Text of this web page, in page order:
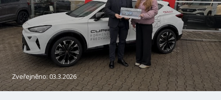
Zveřejněno: 03.3.2026